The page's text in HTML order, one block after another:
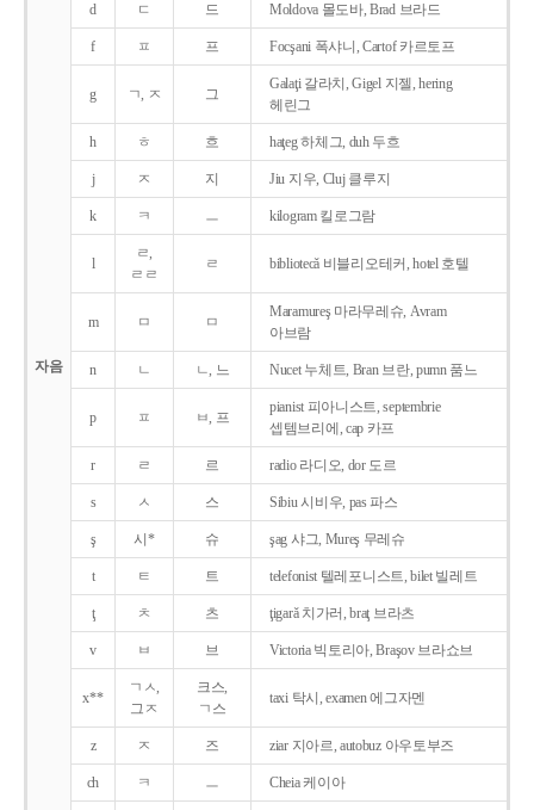
자음
d ㄷ 드 Moldova 몰도바, Brad 브라드
f ㅍ 프 Focşani 폭샤니, Cartof 카르토프
g ㄱ, ㅈ 그
Galaţi 갈라치, Gigel 지젤, hering
헤린그
h ㅎ 흐 haţeg 하체그, duh 두흐
j ㅈ 지 Jiu 지우, Cluj 클루지
k ㅋ ㅡ kilogram 킬로그람
l
ㄹ,
ㄹㄹ
ㄹ bibliotecǎ 비블리오테커, hotel 호텔
m ㅁ ㅁ
Maramureş 마라무레슈, Avram
아브람
n ㄴ ㄴ, 느 Nucet 누체트, Bran 브란, pumn 품느
p ㅍ ㅂ, 프
pianist 피아니스트, septembrie
셉템브리에, cap 카프
r ㄹ 르 radio 라디오, dor 도르
s ㅅ 스 Sibiu 시비우, pas 파스
ş 시* 슈 şag 샤그, Mureş 무레슈
t ㅌ 트 telefonist 텔레포니스트, bilet 빌레트
ţ ㅊ 츠 ţigarǎ 치가러, braţ 브라츠
v ㅂ 브 Victoria 빅토리아, Braşov 브라쇼브
x**
ㄱㅅ,
그ㅈ
크스,
ㄱ스
taxi 탁시, examen 에그자멘
z ㅈ 즈 ziar 지아르, autobuz 아우토부즈
ch ㅋ ㅡ Cheia 케이아